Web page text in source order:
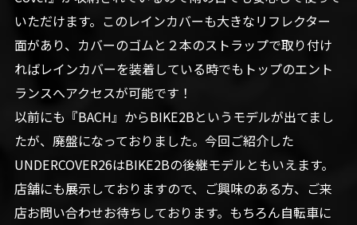
いただけます。このレインカバーも大きなリフレクター
面があり、カバーのゴムと２本のストラップで取り付け
ればレインカバーを装着している時でもトップのエント
ランスへアクセスが可能です！
以前にも『BACH』からBIKE2Bというモデルが出てまし
たが、廃盤になっておりました。今回ご紹介した
UNDERCOVER26はBIKE2Bの後継モデルともいえます。
店舗にも展示しておりますので、ご興味のある方、ご来
店お問い合わせお待ちしております。もちろん自転車に